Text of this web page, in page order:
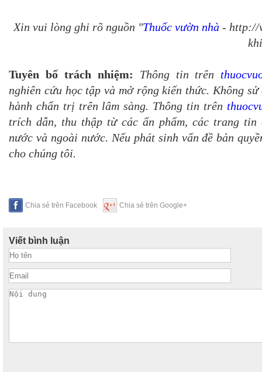
Xin vui lòng ghi rõ nguồn "Thuốc vườn nhà - http://
Tuyên bố trách nhiệm: Thông tin trên
nghiên cứu học tập và mở rộng kiến thức. Không
hành chẩn trị trên lâm sàng. Thông tin trên
trích dẫn, thu thập từ các ấn phẩm, các trang
nước và ngoài nước. Nếu phát sinh vấn đề bản
cho chúng tôi.
Chia sẻ trên Facebook Chia sẻ trên Google+
Viết bình luận